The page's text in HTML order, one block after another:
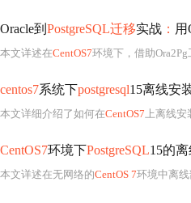
Oracle到 PostgreSQL迁移实战 ： 用
本文详述在CentOS7环境下，借助Ora2Pg
centos7系统下postgresql15离线安
本文详细介绍了如何在CentOS7 上离线安
CentOS7环境下PostgreSQL15的
本文详述在无网络的CentOS 7环境中离